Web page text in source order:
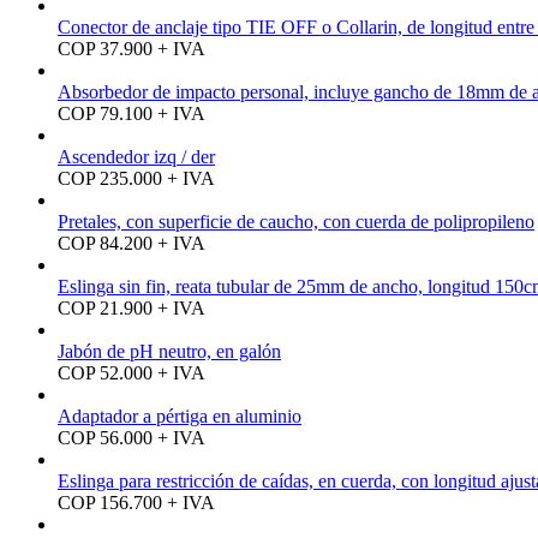
Conector de anclaje tipo TIE OFF o Collarin, de longitud entre
COP 37.900 + IVA
Absorbedor de impacto personal, incluye gancho de 18mm de
COP 79.100 + IVA
Ascendedor izq / der
COP 235.000 + IVA
Pretales, con superficie de caucho, con cuerda de polipropileno
COP 84.200 + IVA
Eslinga sin fin, reata tubular de 25mm de ancho, longitud
COP 21.900 + IVA
Jabón de pH neutro, en galón
COP 52.000 + IVA
Adaptador a pértiga en aluminio
COP 56.000 + IVA
Eslinga para restricción de caídas, en cuerda, con longitud
COP 156.700 + IVA